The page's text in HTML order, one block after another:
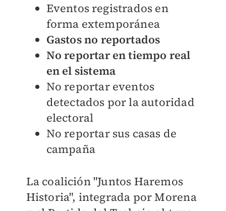
Eventos registrados en
forma extemporánea
Gastos no reportados
No reportar en tiempo real
en el sistema
No reportar eventos
detectados por la autoridad
electoral
No reportar sus casas de
campaña
La coalición "Juntos Haremos
Historia", integrada por Morena